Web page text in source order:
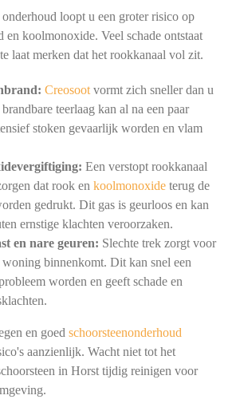
loopt u een groter risico op
en koolmonoxide. Veel schade ontstaat
laat merken dat het rookkanaal vol zit.
Creosootvormt zich sneller dan u
teerlaag kan al na een paar
stoken gevaarlijk worden en vlam
Een verstopt rookkanaal
dat rook en koolmonoxideterug de
gedrukt. Dit gas is geurloos en kan
ernstige klachten veroorzaken.
en nare geuren: Slechte trek zorgt voor
binnenkomt. Dit kan snel een
worden en geeft schade en
en goed schoorsteenonderhoud
aanzienlijk. Wacht niet tot het
in Horst tijdig reinigen voor